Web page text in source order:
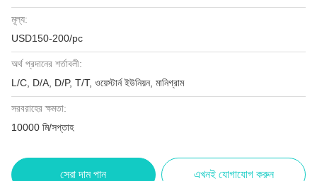
মূল্য:
USD150-200/pc
অর্থ প্রদানের শর্তাবলী:
L/C, D/A, D/P, T/T, ওয়েস্টার্ন ইউনিয়ন, মানিগ্রাম
সরবরাহের ক্ষমতা:
10000 মি/সপ্তাহ
সেরা দাম পান এখনই যোগাযোগ করুন